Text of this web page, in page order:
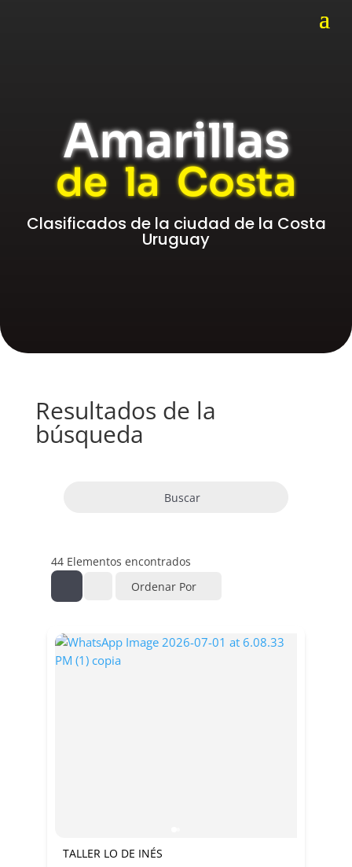
Amarillas
de la Costa
Clasificados de la ciudad de la Costa
Uruguay
Resultados de la
búsqueda
Buscar
44Elementos encontrados
Ordenar Por
TALLER LO DE INÉS